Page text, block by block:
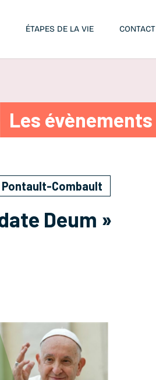
ÉTAPES DE LA VIE CONTACT
Les évènements
Pontault-Combault
Deum »